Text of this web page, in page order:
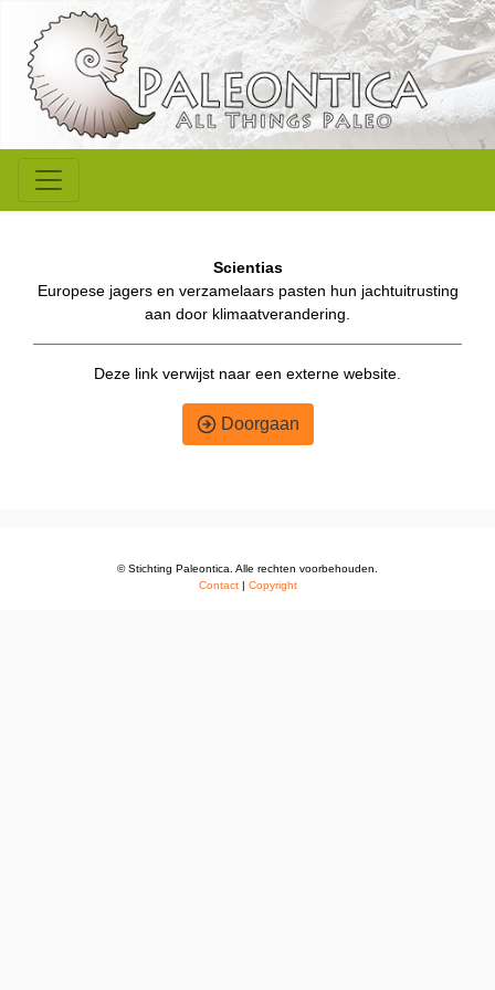
Scientias
Europese jagers en verzamelaars pasten hun jachtuitrusting
aan door klimaatverandering.
Deze link verwijst naar een externe website.
Doorgaan
© Stichting Paleontica. Alle rechten voorbehouden.
Contact| Copyright